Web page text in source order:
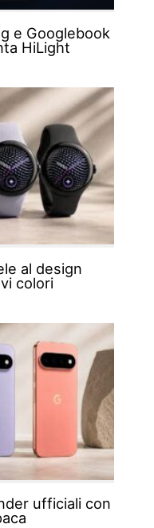
e Googlebook
HiLight
al design
colori
ufficiali con